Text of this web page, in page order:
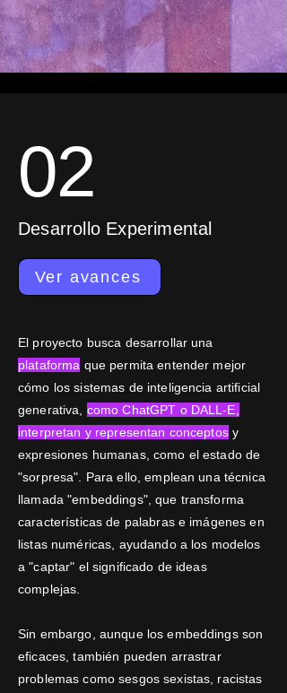
02
Desarrollo Experimental
Ver avances
El proyecto busca desarrollar una
plataforma que permita entender mejor
cómo los sistemas de inteligencia artificial
generativa, como ChatGPT o DALL-E,
interpretan y representan conceptosy
expresiones humanas, como el estado de
"sorpresa". Para ello, emplean una técnica
llamada "embeddings", que transforma
características de palabras e imágenes en
listas numéricas, ayudando a los modelos
a "captar" el significado de ideas
complejas.
Sin embargo, aunque los embeddings son
eficaces, también pueden arrastrar
problemas como sesgos sexistas, racistas